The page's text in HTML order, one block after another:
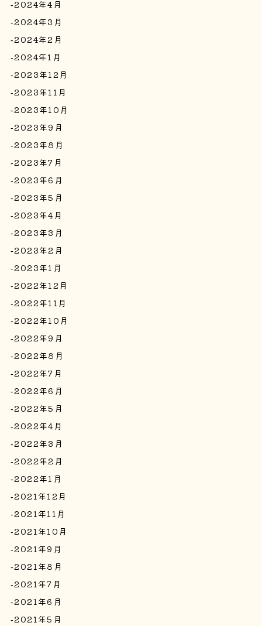
2024年4月
2024年3月
2024年2月
2024年1月
2023年12月
2023年11月
2023年10月
2023年9月
2023年8月
2023年7月
2023年6月
2023年5月
2023年4月
2023年3月
2023年2月
2023年1月
2022年12月
2022年11月
2022年10月
2022年9月
2022年8月
2022年7月
2022年6月
2022年5月
2022年4月
2022年3月
2022年2月
2022年1月
2021年12月
2021年11月
2021年10月
2021年9月
2021年8月
2021年7月
2021年6月
2021年5月